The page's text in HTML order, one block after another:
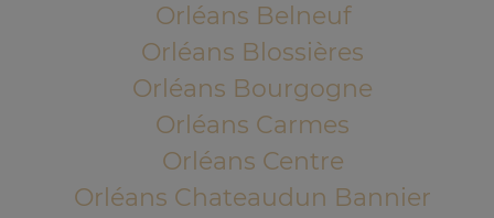
Orléans Belneuf
Orléans Blossières
Orléans Bourgogne
Orléans Carmes
Orléans Centre
Orléans Chateaudun Bannier